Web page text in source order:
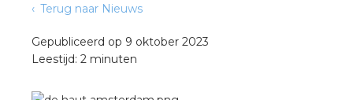
Terug naar Nieuws
Gepubliceerd op 9 oktober 2023
Leestijd: 2 minuten